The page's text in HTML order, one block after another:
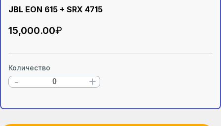
JBL EON 615 + SRX 4715
15,000.00₽
Количество
- +